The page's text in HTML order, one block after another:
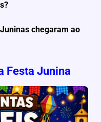
chegaram ao
Festa Junina